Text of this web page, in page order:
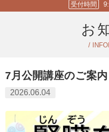
受付時間
お
/
7月公開講座のご案内
2026.06.04